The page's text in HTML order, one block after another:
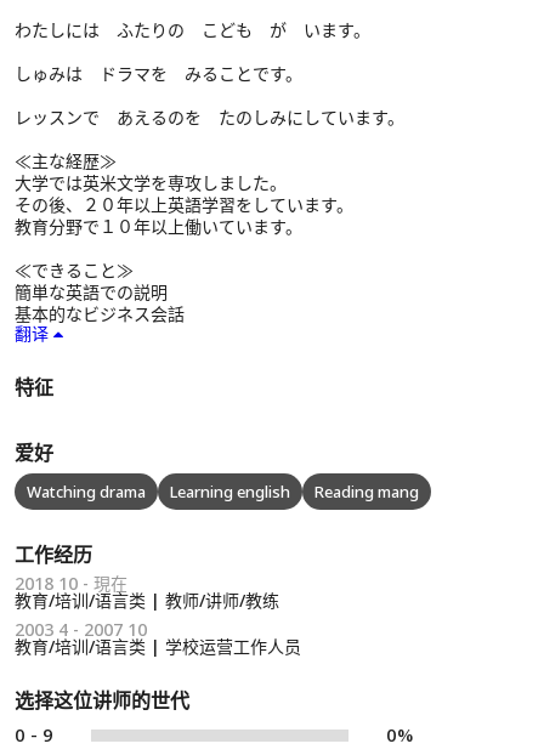
わたしには ふたりの こども が います。
しゅみは ドラマを みることです。
レッスンで あえるのを たのしみにしています。
≪主な経歴≫
大学では英米文学を専攻しました。
その後、２０年以上英語学習をしています。
教育分野で１０年以上働いています。
≪できること≫
簡単な英語での説明
基本的なビジネス会話
翻译
特征
爱好
Watching drama Learning english Reading mang
工作经历
2018 10 - 現在
教育/培训/语言类 | 教师/讲师/教练
2003 4 - 2007 10
教育/培训/语言类 | 学校运营工作人员
选择这位讲师的世代
0 - 9
0%